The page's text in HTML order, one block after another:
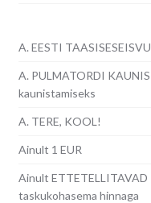
A. EESTI
A. PULMATORDI
kaunistamiseks
A. TERE, KOOL!
Ainult 1 EUR
Ainult ETTETELLITAVAD
taskukohasema hinnaga